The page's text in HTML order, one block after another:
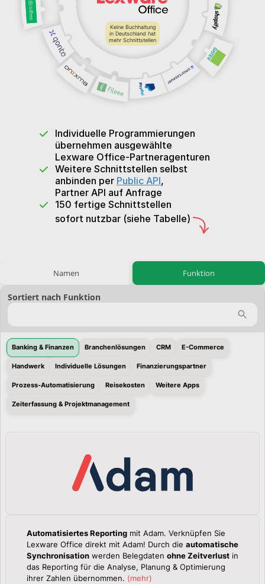
Keine Buchhaltung
in Deutschland hat
mehr Schnittstellen
150 fertige Schnittstellen
sofort nutzbar (siehe Tabelle)
Weitere Schnittstellen selbst
anbinden per Public API,
Partner API auf Anfrage
Individuelle Programmierungen
übernehmen ausgewählte
Lexware Office-Partneragenturen
Namen Funktion
Sortiert nach Funktion
Banking & Finanzen Branchenlösungen CRM E-Commerce
Handwerk Individuelle Lösungen Finanzierungspartner
Prozess-Automatisierung Reisekosten Weitere Apps
Zeiterfassung & Projektmanagement
Automatisiertes Reporting mit Adam. Verknüpfen Sie
Lexware Office direkt mit Adam! Durch die automatische
Synchronisation werden Belegdaten ohne Zeitverlust in
das Reporting für die Analyse, Planung & Optimierung
ihrer Zahlen übernommen. (mehr)